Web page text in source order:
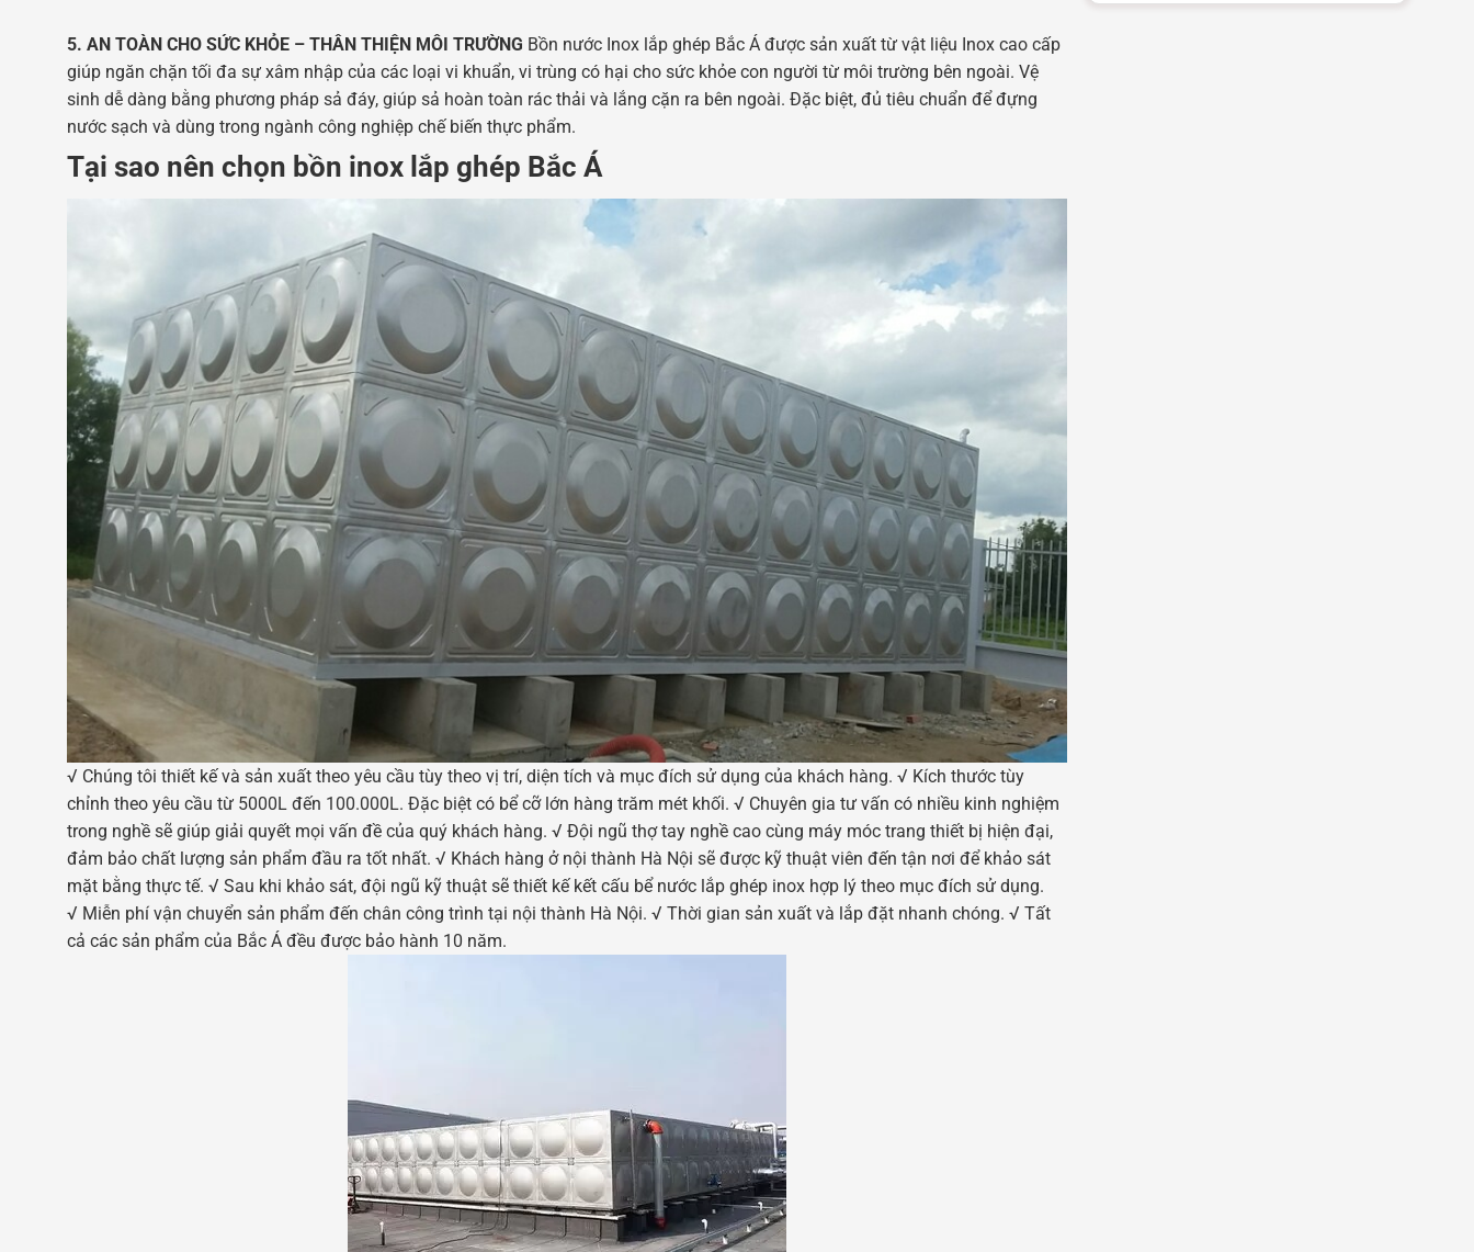
5. AN TOÀN CHO SỨC KHỎE – THÂN THIỆN MÔI TRƯỜNG Bồn nước Inox lắp ghép Bắc Á được sản xuất từ vật liệu Inox cao cấp
giúp ngăn chặn tối đa sự xâm nhập của các loại vi khuẩn, vi trùng có hại cho sức khỏe con người từ môi trường bên ngoài. Vệ
sinh dễ dàng bằng phương pháp sả đáy, giúp sả hoàn toàn rác thải và lắng cặn ra bên ngoài. Đặc biệt, đủ tiêu chuẩn để đựng
nước sạch và dùng trong ngành công nghiệp chế biến thực phẩm.
Tại sao nên chọn bồn inox lắp ghép Bắc Á
√ Chúng tôi thiết kế và sản xuất theo yêu cầu tùy theo vị trí, diện tích và mục đích sử dụng của khách hàng. √ Kích thước tùy
chỉnh theo yêu cầu từ 5000L đến 100.000L. Đặc biệt có bể cỡ lớn hàng trăm mét khối. √ Chuyên gia tư vấn có nhiều kinh nghiệm
trong nghề sẽ giúp giải quyết mọi vấn đề của quý khách hàng. √ Đội ngũ thợ tay nghề cao cùng máy móc trang thiết bị hiện đại,
đảm bảo chất lượng sản phẩm đầu ra tốt nhất. √ Khách hàng ở nội thành Hà Nội sẽ được kỹ thuật viên đến tận nơi để khảo sát
mặt bằng thực tế. √ Sau khi khảo sát, đội ngũ kỹ thuật sẽ thiết kế kết cấu bể nước lắp ghép inox hợp lý theo mục đích sử dụng.
√ Miễn phí vận chuyển sản phẩm đến chân công trình tại nội thành Hà Nội. √ Thời gian sản xuất và lắp đặt nhanh chóng. √ Tất
cả các sản phẩm của Bắc Á đều được bảo hành 10 năm.